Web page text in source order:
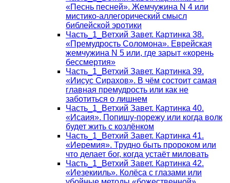
«Песнь песней». Жемчужина N 4 или
мистико-аллегорический смысл
библейской эротики
Часть_1_Ветхий Завет. Картинка 38.
«Премудрость Соломона». Еврейская
жемчужина N 5 или, где зарыт «корень
бессмертия»
Часть_1_Ветхий Завет. Картинка 39.
«Иисус Сирахов». В чём состоит самая
главная премудрость или как не
заботиться о лишнем
Часть_1_Ветхий Завет. Картинка 40.
«Исаия». Попишу-порежу или когда волк
будет жить с козлёнком
Часть_1_Ветхий Завет. Картинка 41.
«Иеремия». Трудно быть пророком или
что делает бог, когда устаёт миловать
Часть_1_Ветхий Завет. Картинка 42.
«Иезекииль». Колёса с глазами или